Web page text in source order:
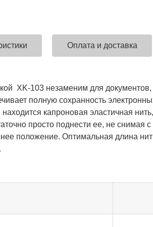
Оплата и доставка
XK-103 незаменим для
полную сохранность
находится капроновая эластичная
просто поднести ее, не снимая
положение. Оптимальная длина